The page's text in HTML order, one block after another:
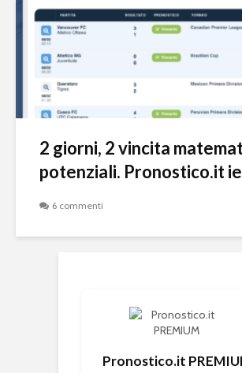
2 giorni, 2 vincita
potenziali. Pronostico.it
6 commenti
Pronostico.it